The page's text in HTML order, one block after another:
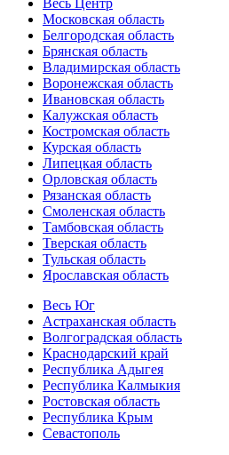
Весь Центр
Московская область
Белгородская область
Брянская область
Владимирская область
Воронежская область
Ивановская область
Калужская область
Костромская область
Курская область
Липецкая область
Орловская область
Рязанская область
Смоленская область
Тамбовская область
Тверская область
Тульская область
Ярославская область
Весь Юг
Астраханская область
Волгоградская область
Краснодарский край
Республика Адыгея
Республика Калмыкия
Ростовская область
Республика Крым
Севастополь